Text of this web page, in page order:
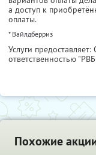
а доступ к
оплаты.
* Вайлдберриз
Услуги
ответственностью
Похожие